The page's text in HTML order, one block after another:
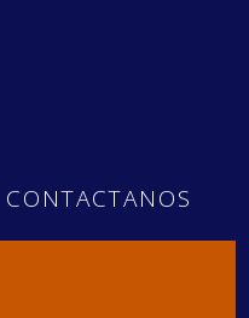
CONTACTANOS